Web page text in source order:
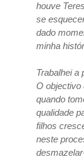
houve
se
dado
minha
Trabalhei a
O objectivo
quando
qualidade
filhos
neste